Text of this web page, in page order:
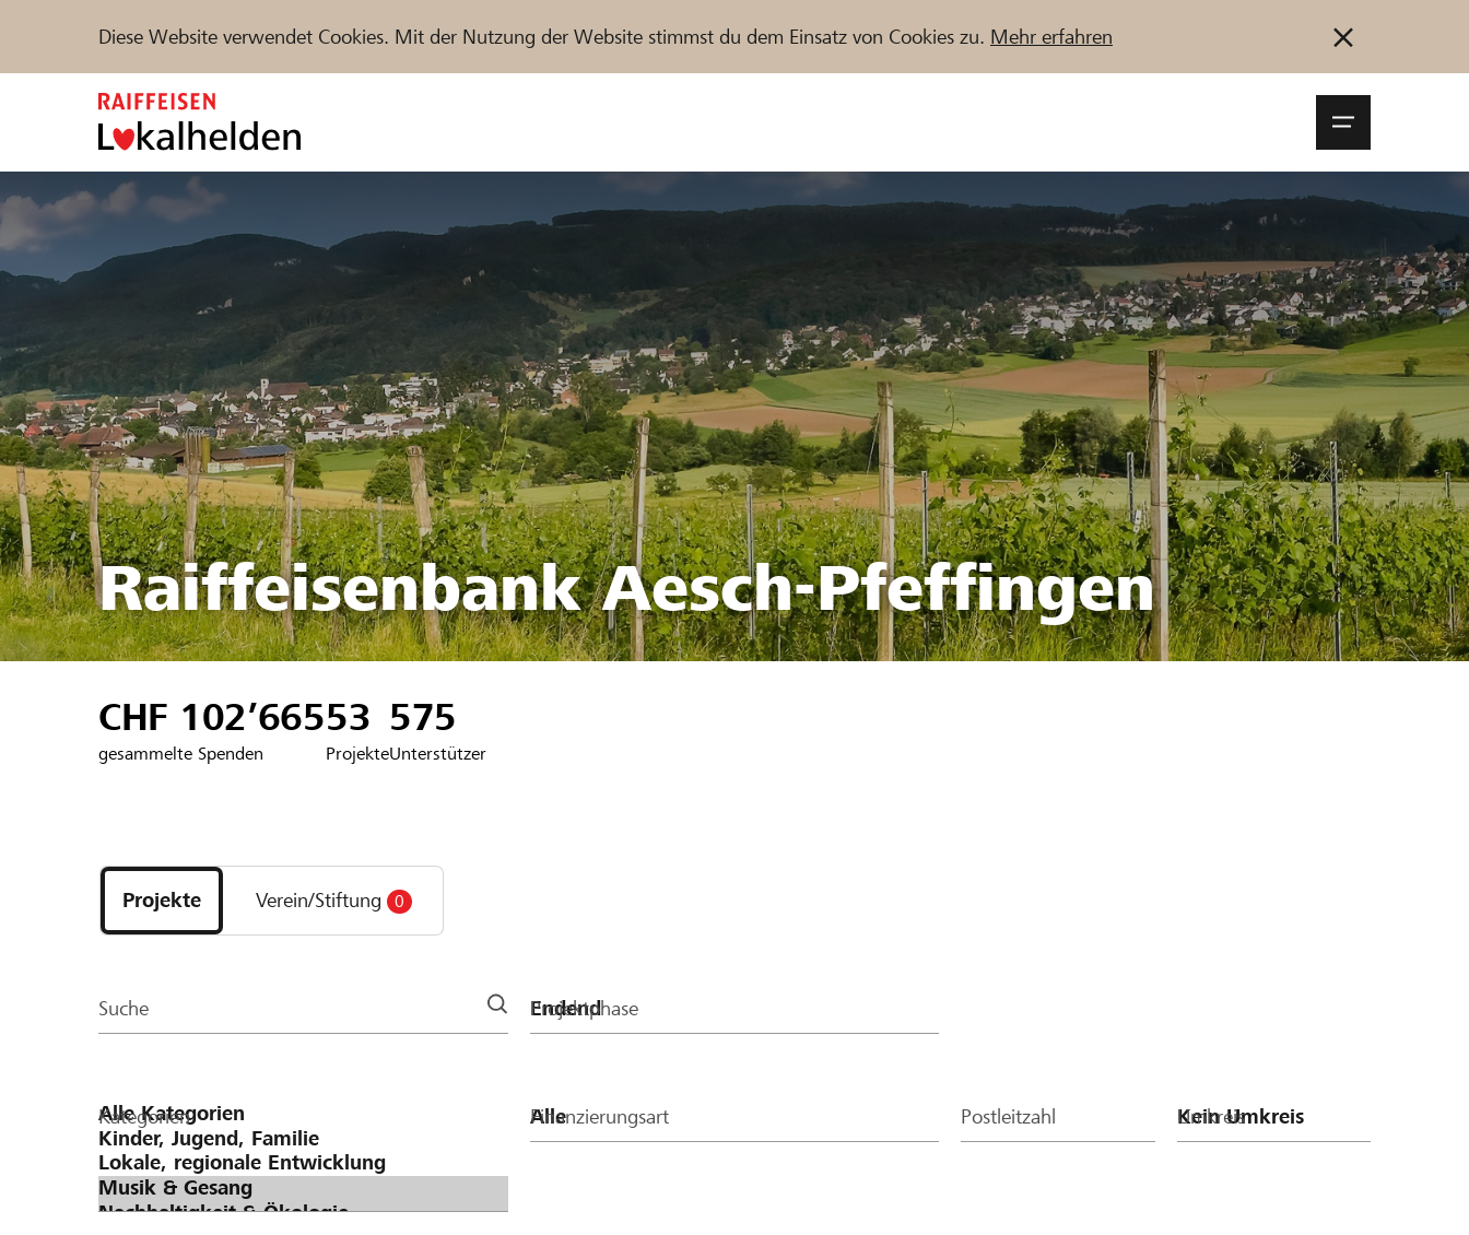
Diese Website verwendet Cookies. Mit der Nutzung der Website stimmst du dem Einsatz von Cookies zu. Mehr erfahren
Unterstützen Partner / Raiffeisenbank Anmelden Registrieren
Projekte und Organisationen finden Jetzt starten
DE FR IT
Raiffeisenbank Aesch-Pfeffingen
CHF 102’665
gesammelte Spenden
53
Projekte
575
Unterstützer
Projekte
und
Organisationen
Projekte Verein/Stiftung 0
Suche Projektphase
Kategorien Finanzierungsart Postleitzahl Umkreis